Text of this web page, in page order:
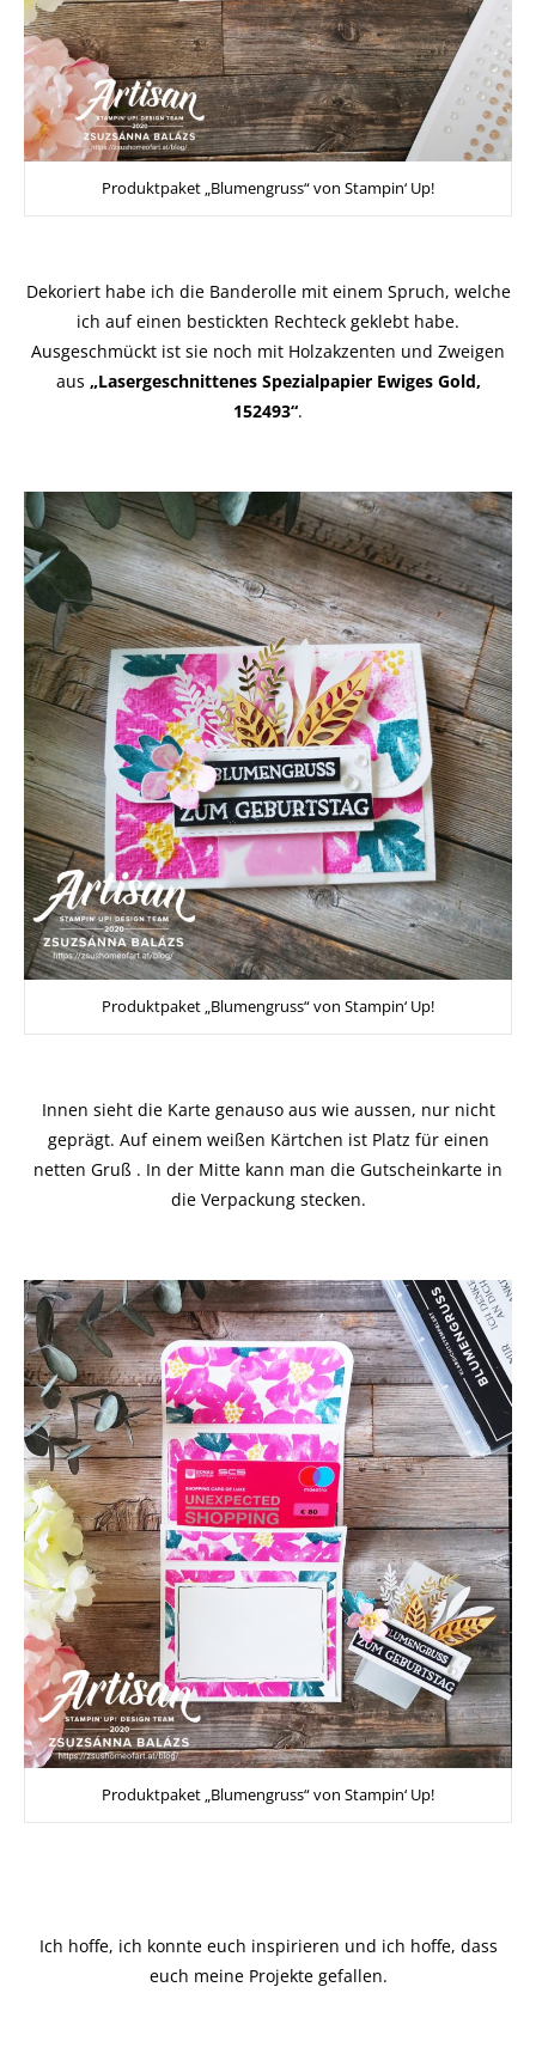
Produktpaket „Blumengruss“ von Stampin‘ Up!
Dekoriert habe ich die Banderolle mit einem Spruch, welche
ich auf einen bestickten Rechteck geklebt habe.
Ausgeschmückt ist sie noch mit Holzakzenten und Zweigen
aus „Lasergeschnittenes Spezialpapier Ewiges Gold,
152493“.
Produktpaket „Blumengruss“ von Stampin‘ Up!
Innen sieht die Karte genauso aus wie aussen, nur nicht
geprägt. Auf einem weißen Kärtchen ist Platz für einen
netten Gruß . In der Mitte kann man die Gutscheinkarte in
die Verpackung stecken.
Produktpaket „Blumengruss“ von Stampin‘ Up!
Ich hoffe, ich konnte euch inspirieren und ich hoffe, dass
euch meine Projekte gefallen.